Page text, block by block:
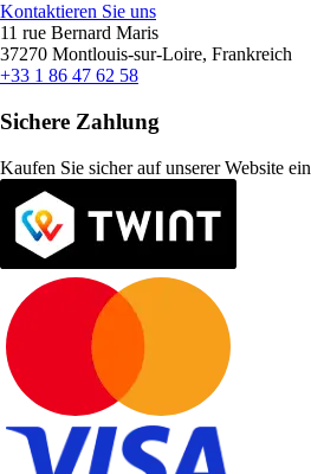
Kontaktieren Sie uns
11 rue Bernard Maris
37270 Montlouis-sur-Loire, Frankreich
+33 1 86 47 62 58
Sichere Zahlung
Kaufen Sie sicher auf unserer Website ein